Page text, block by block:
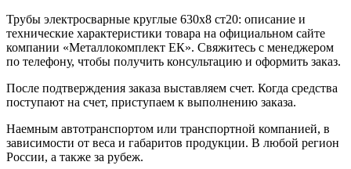
Трубы электросварные круглые 630x8 ст20: описание и
технические характеристики товара на официальном сайте
компании «Металлокомплект ЕК». Свяжитесь с менеджером
по телефону, чтобы получить консультацию и оформить заказ.
После подтверждения заказа выставляем счет. Когда средства
поступают на счет, приступаем к выполнению заказа.
Наемным автотранспортом или транспортной компанией, в
зависимости от веса и габаритов продукции. В любой регион
России, а также за рубеж.